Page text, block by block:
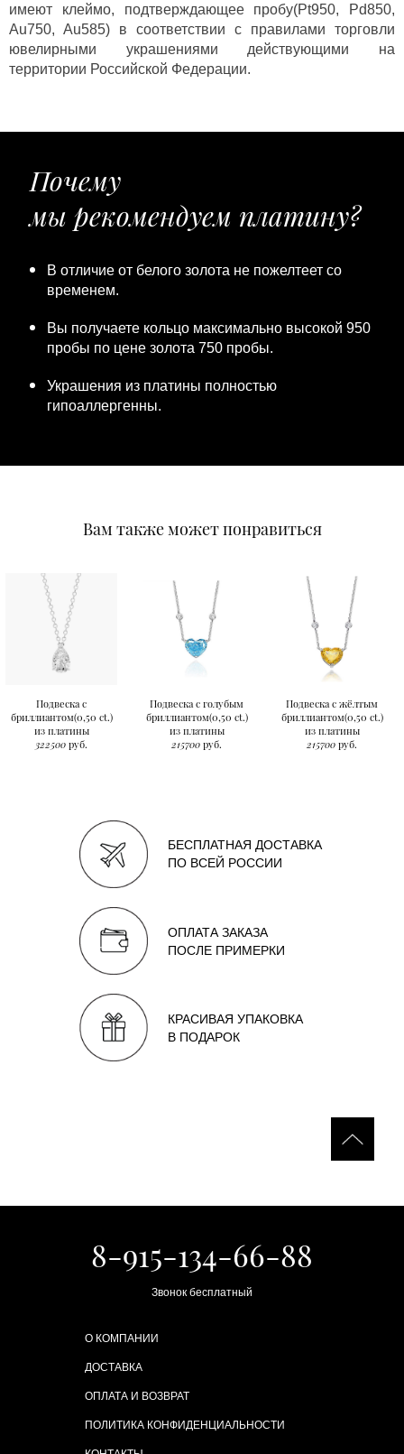
имеют клеймо, подтверждающее пробу(Pt950, Pd850,
Au750, Au585) в соответствии с правилами торговли
ювелирными украшениями действующими на
территории Российской Федерации.
Почему
мы рекомендуем платину?
В отличие от белого золота не пожелтеет со
временем.
Вы получаете кольцо максимально высокой 950
пробы по цене золота 750 пробы.
Украшения из платины полностью
гипоаллергенны.
Вам также может понравиться
Подвеска с
бриллиантом(0,50 ct.)
из платины
322500 руб.
Подвеска с голубым
бриллиантом(0,50 ct.)
из платины
215700 руб.
Подвеска с жёлтым
бриллиантом(0,50 ct.)
из платины
215700 руб.
БЕСПЛАТНАЯ ДОСТАВКА
ПО ВСЕЙ РОССИИ
ОПЛАТА ЗАКАЗА
ПОСЛЕ ПРИМЕРКИ
КРАСИВАЯ УПАКОВКА
В ПОДАРОК
8-915-134-66-88
Звонок бесплатный
О КОМПАНИИ
ДОСТАВКА
ОПЛАТА И ВОЗВРАТ
ПОЛИТИКА КОНФИДЕНЦИАЛЬНОСТИ